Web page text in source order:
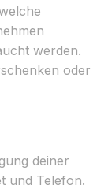
werden.
oder
deiner
und Telefon.